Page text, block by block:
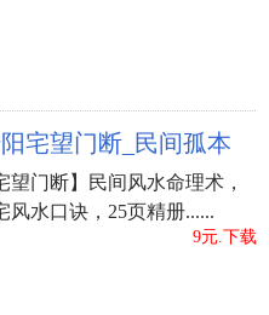
宅望门断_民间孤本
望门断】民间风水命理术，
风水口诀，25页精册......
9元.下载